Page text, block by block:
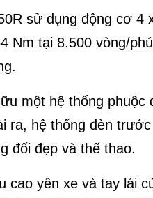
sử dụng động cơ 4
Nm tại 8.500 vòng/
một hệ thống phuộc
ra, hệ thống đèn
đối đẹp và thể thao.
cao yên xe và tay lái